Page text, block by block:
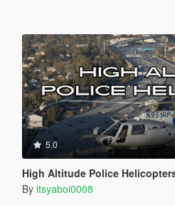
5.0
High Altitude Police
By itsyaboi0008